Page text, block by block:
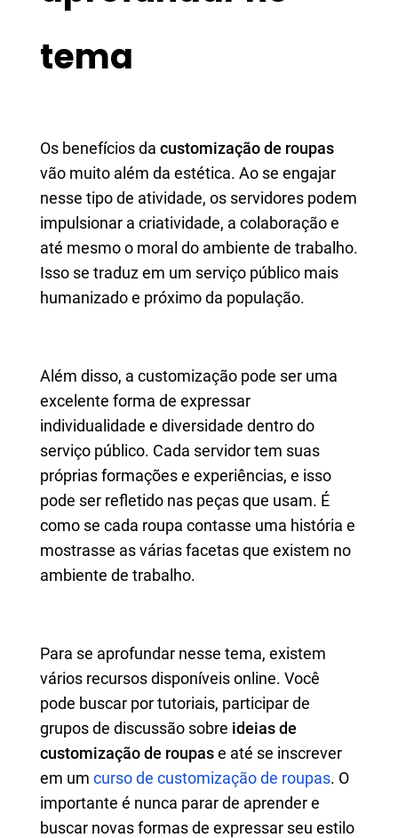
tema
Os benefícios da customização de roupas
vão muito além da estética. Ao se engajar
nesse tipo de atividade, os servidores podem
impulsionar a criatividade, a colaboração e
até mesmo o moral do ambiente de trabalho.
Isso se traduz em um serviço público mais
humanizado e próximo da população.
Além disso, a customização pode ser uma
excelente forma de expressar
individualidade e diversidade dentro do
serviço público. Cada servidor tem suas
próprias formações e experiências, e isso
pode ser refletido nas peças que usam. É
como se cada roupa contasse uma história e
mostrasse as várias facetas que existem no
ambiente de trabalho.
Para se aprofundar nesse tema, existem
vários recursos disponíveis online. Você
pode buscar por tutoriais, participar de
grupos de discussão sobre ideias de
customização de roupase até se inscrever
em um curso de customização de roupas. O
importante é nunca parar de aprender e
buscar novas formas de expressar seu estilo